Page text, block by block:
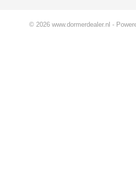
© 2026 www.dormerdealer.nl -